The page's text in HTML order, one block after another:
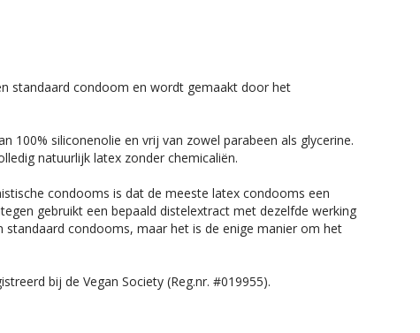
standaard condoom en wordt gemaakt door het
100% siliconenolie en vrij van zowel parabeen als glycerine.
natuurlijk latex zonder chemicaliën.
condooms is dat de meeste latex condooms een
gebruikt een bepaald distelextract met dezelfde werking
condooms, maar het is de enige manier om het
bij de Vegan Society (Reg.nr. #019955).